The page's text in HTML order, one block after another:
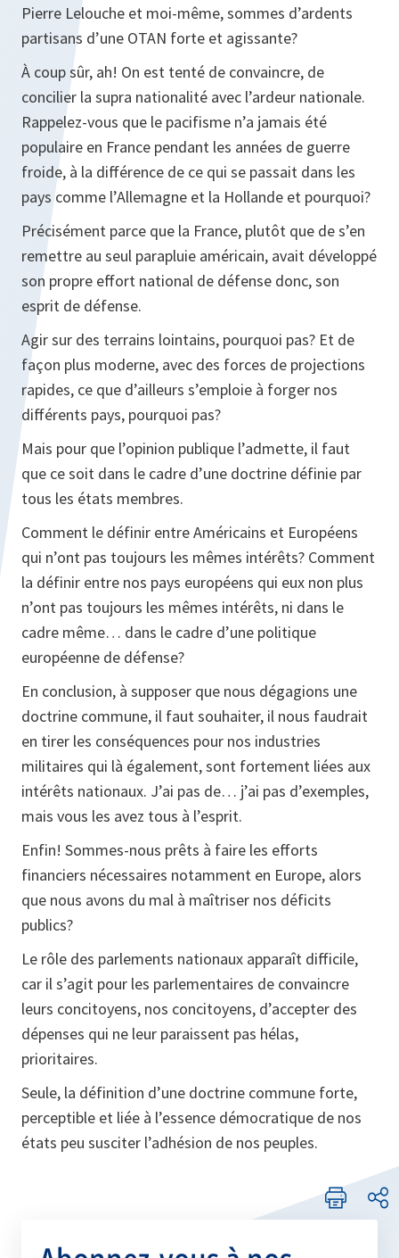
Pierre Lelouche et moi-même, sommes d’ardents
partisans d’une OTAN forte et agissante?
À coup sûr, ah! On est tenté de convaincre, de
concilier la supra nationalité avec l’ardeur nationale.
Rappelez-vous que le pacifisme n’a jamais été
populaire en France pendant les années de guerre
froide, à la différence de ce qui se passait dans les
pays comme l’Allemagne et la Hollande et pourquoi?
Précisément parce que la France, plutôt que de s’en
remettre au seul parapluie américain, avait développé
son propre effort national de défense donc, son
esprit de défense.
Agir sur des terrains lointains, pourquoi pas? Et de
façon plus moderne, avec des forces de projections
rapides, ce que d’ailleurs s’emploie à forger nos
différents pays, pourquoi pas?
Mais pour que l’opinion publique l’admette, il faut
que ce soit dans le cadre d’une doctrine définie par
tous les états membres.
Comment le définir entre Américains et Européens
qui n’ont pas toujours les mêmes intérêts? Comment
la définir entre nos pays européens qui eux non plus
n’ont pas toujours les mêmes intérêts, ni dans le
cadre même… dans le cadre d’une politique
européenne de défense?
En conclusion, à supposer que nous dégagions une
doctrine commune, il faut souhaiter, il nous faudrait
en tirer les conséquences pour nos industries
militaires qui là également, sont fortement liées aux
intérêts nationaux. J’ai pas de… j’ai pas d’exemples,
mais vous les avez tous à l’esprit.
Enfin! Sommes-nous prêts à faire les efforts
financiers nécessaires notamment en Europe, alors
que nous avons du mal à maîtriser nos déficits
publics?
Le rôle des parlements nationaux apparaît difficile,
car il s’agit pour les parlementaires de convaincre
leurs concitoyens, nos concitoyens, d’accepter des
dépenses qui ne leur paraissent pas hélas,
prioritaires.
Seule, la définition d’une doctrine commune forte,
perceptible et liée à l’essence démocratique de nos
états peu susciter l’adhésion de nos peuples.